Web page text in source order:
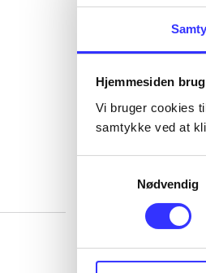
Hjemmesiden
Vi bruger cookies
samtykke ved at
Nødvendig
...
...